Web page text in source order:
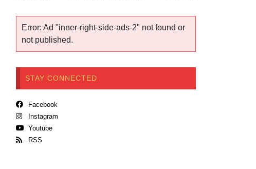
Error: Ad "inner-right-side-ads-2" not found or
not published.
STAY CONNECTED
Facebook
Instagram
Youtube
RSS